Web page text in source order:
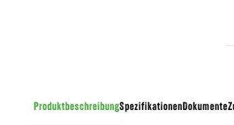
ProduktbeschreibungSpezifikationenDokumente